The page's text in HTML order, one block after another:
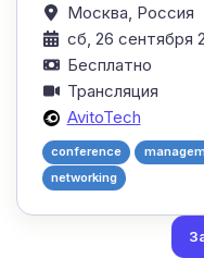
Москва, Россия
сб, 26 сентября
Бесплатно
Трансляция
AvitoTech
conference
networking